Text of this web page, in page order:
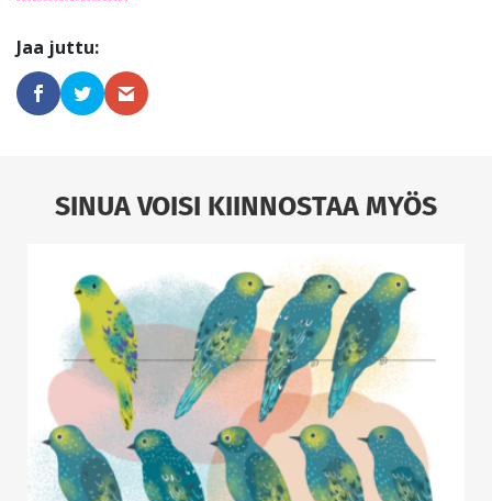
SINUA VOISI KIINNOSTAA MYÖS